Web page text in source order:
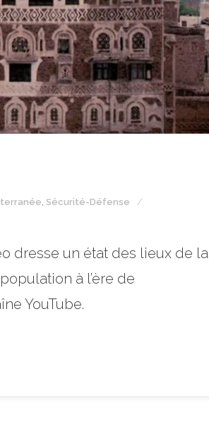
Sécurité-Défense
dresse un état des lieux de la
à l’ère de
YouTube.